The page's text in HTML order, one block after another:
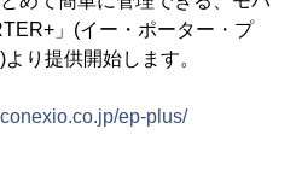
」(イー・ポーター・プ
り提供開始します。
ep-plus/